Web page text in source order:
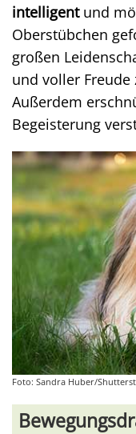
intelligentund
Oberstübchen
großen
und voller Freude
Außerdem
Begeisterung
Foto: Sandra Huber/